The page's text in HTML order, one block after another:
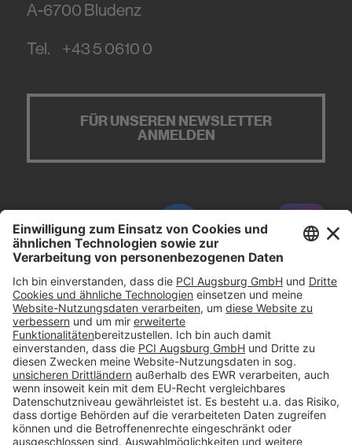
A-6700 Bludenz
Tel. +43 5 0610 0
FÜR UNSEREN NEWSLETTER
ANMELDEN
#PCI
Impressum
Datenschutz